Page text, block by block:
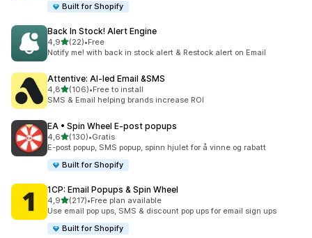
Built for Shopify
Back In Stock! Alert Engine
4,9av 5 stjerner
(22)
Totalt 22 omtaler
•Free
Notify me! with back in stock alert & Restock alert on Email
Attentive: AI‑led Email &SMS
4,8av 5 stjerner
(106)
Totalt 106 omtaler
•Free to install
SMS & Email helping brands increase ROI
EA • Spin Wheel E‑post popups
4,6av 5 stjerner
(130)
Totalt 130 omtaler
•Gratis
E-post popup, SMS popup, spinn hjulet for å vinne og rabatt
Built for Shopify
1CP: Email Popups & Spin Wheel
4,9av 5 stjerner
(217)
Totalt 217 omtaler
•Free plan available
Use email pop ups, SMS & discount pop ups for email sign ups
Built for Shopify